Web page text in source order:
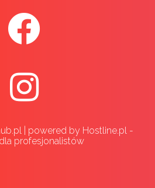
| powered by Hostline.pl -
profesjonalistów